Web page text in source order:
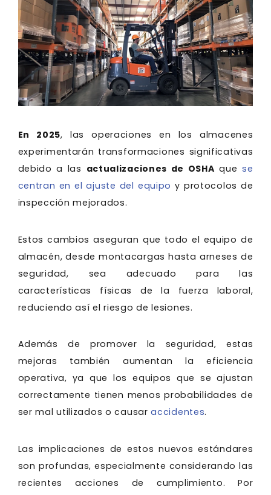
En 2025, las operaciones en los almacenes
experimentarán transformaciones significativas
debido a las actualizaciones de OSHA que se
centran en el ajuste del equipo y protocolos de
inspección mejorados.
Estos cambios aseguran que todo el equipo de
almacén, desde montacargas hasta arneses de
seguridad, sea adecuado para las
características físicas de la fuerza laboral,
reduciendo así el riesgo de lesiones.
Además de promover la seguridad, estas
mejoras también aumentan la eficiencia
operativa, ya que los equipos que se ajustan
correctamente tienen menos probabilidades de
ser mal utilizados o causar accidentes.
Las implicaciones de estos nuevos estándares
son profundas, especialmente considerando las
recientes acciones de cumplimiento. Por